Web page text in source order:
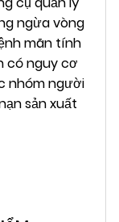
ngừa vòng
mãn tính
có nguy cơ
nhóm người
sản xuất